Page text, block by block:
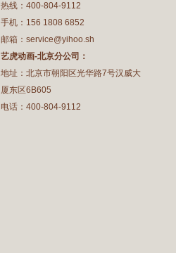
热线：400-804-9112
手机：156 1808 6852
邮箱：service@yihoo.sh
艺虎动画-北京分公司：
地址：北京市朝阳区光华路7号汉威大
厦东区6B605
电话：400-804-9112